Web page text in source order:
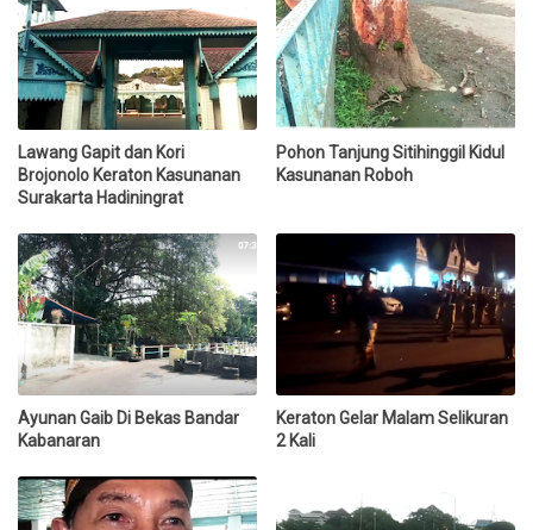
Lawang Gapit dan Kori
Brojonolo Keraton Kasunanan
Surakarta Hadiningrat
Pohon Tanjung Sitihinggil Kidul
Kasunanan Roboh
Ayunan Gaib Di Bekas Bandar
Kabanaran
Keraton Gelar Malam Selikuran
2 Kali